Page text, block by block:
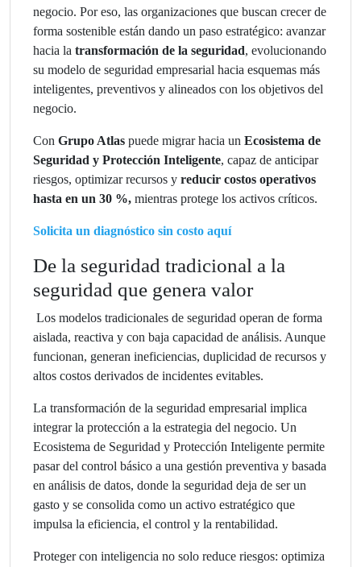
negocio. Por eso, las organizaciones que buscan crecer de
forma sostenible están dando un paso estratégico: avanzar
hacia la transformación de la seguridad, evolucionando
su modelo de seguridad empresarial hacia esquemas más
inteligentes, preventivos y alineados con los objetivos del
negocio.
Con Grupo Atlas puede migrar hacia un Ecosistema de
Seguridad y Protección Inteligente, capaz de anticipar
riesgos, optimizar recursos y reducir costos operativos
hasta en un 30 %, mientras protege los activos críticos.
Solicita un diagnóstico sin costo aquí
De la seguridad tradicional a la
seguridad que genera valor
Los modelos tradicionales de seguridad operan de forma
aislada, reactiva y con baja capacidad de análisis. Aunque
funcionan, generan ineficiencias, duplicidad de recursos y
altos costos derivados de incidentes evitables.
La transformación de la seguridad empresarial implica
integrar la protección a la estrategia del negocio. Un
Ecosistema de Seguridad y Protección Inteligente permite
pasar del control básico a una gestión preventiva y basada
en análisis de datos, donde la seguridad deja de ser un
gasto y se consolida como un activo estratégico que
impulsa la eficiencia, el control y la rentabilidad.
Proteger con inteligencia no solo reduce riesgos: optimiza